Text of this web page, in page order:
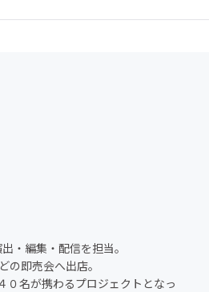
・編集・配信を担当。
即売会へ出店。
０名が携わるプロジェクトとなっ